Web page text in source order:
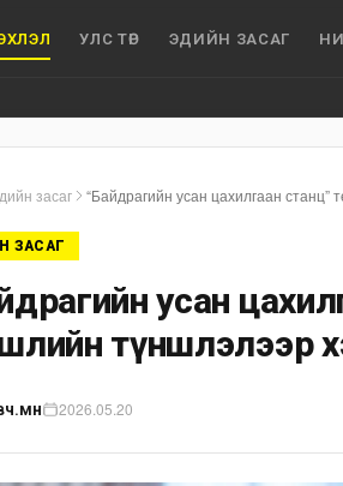
УЛС ТӨР ЭДИЙН ЗАСАГ
засаг “Байдрагийн усан цахилгаан станц”
ЗАСАГ
усан
түншлэлээр
2026.05.20